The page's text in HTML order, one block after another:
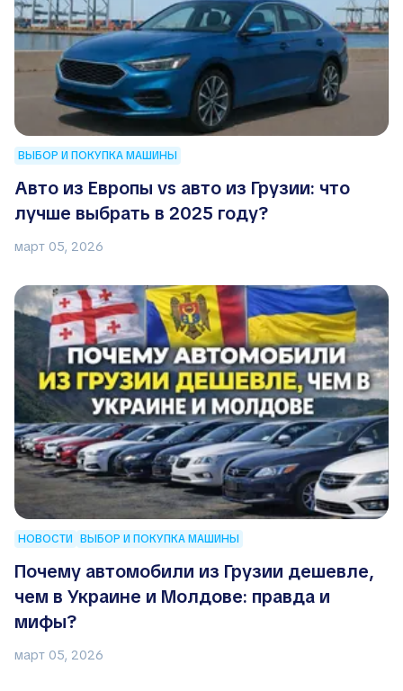
ВЫБОР И ПОКУПКА МАШИНЫ
Авто из Европы vs авто из Грузии: что
лучше выбрать в 2025 году?
март 05, 2026
НОВОСТИ ВЫБОР И ПОКУПКА МАШИНЫ
Почему автомобили из Грузии дешевле,
чем в Украине и Молдове: правда и
мифы?
март 05, 2026